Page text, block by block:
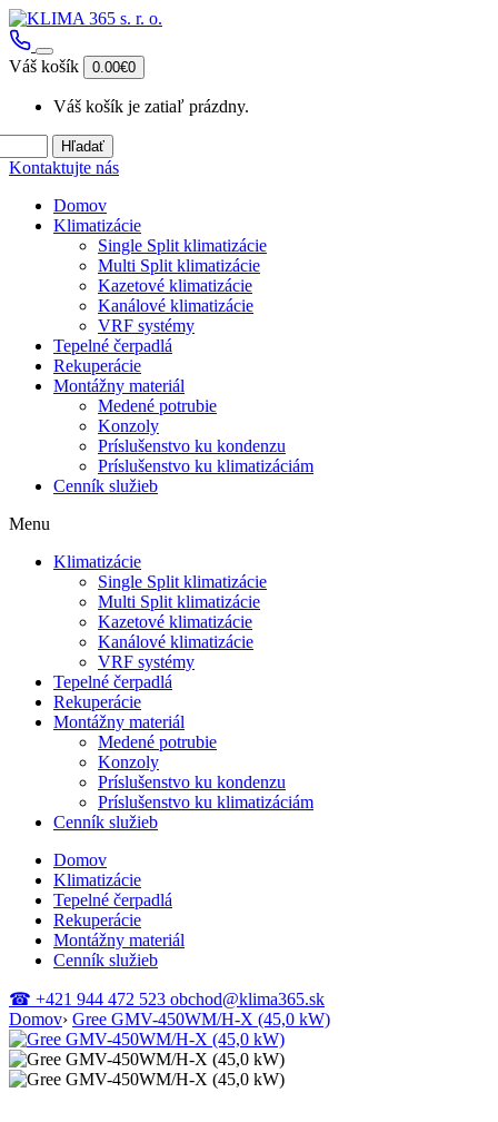
Váš košík 0.00€0
Váš košík je zatiaľ prázdny.
Hľadať
Kontaktujte nás
Domov
Klimatizácie
Single Split klimatizácie
Multi Split klimatizácie
Kazetové klimatizácie
Kanálové klimatizácie
VRF systémy
Tepelné čerpadlá
Rekuperácie
Montážny materiál
Medené potrubie
Konzoly
Príslušenstvo ku kondenzu
Príslušenstvo ku klimatizáciám
Cenník služieb
Menu
Klimatizácie
Single Split klimatizácie
Multi Split klimatizácie
Kazetové klimatizácie
Kanálové klimatizácie
VRF systémy
Tepelné čerpadlá
Rekuperácie
Montážny materiál
Medené potrubie
Konzoly
Príslušenstvo ku kondenzu
Príslušenstvo ku klimatizáciám
Cenník služieb
Domov
Klimatizácie
Tepelné čerpadlá
Rekuperácie
Montážny materiál
Cenník služieb
☎ +421 944 472 523 obchod@klima365.sk
Domov› Gree GMV-450WM/H-X (45,0 kW)